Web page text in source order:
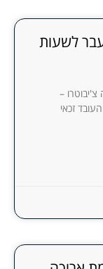
לשעות
צ'יבוטרו –
נקבע כי העובד זכאי